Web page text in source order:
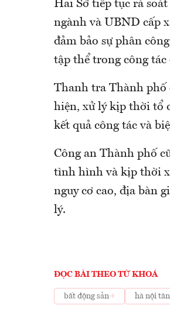
Hai Sở tiếp tục rà
ngành và UBND cấp
đảm bảo sự phân
tập thể trong công tác
Thanh tra Thành phố
hiện, xử lý kịp thời tổ
kết quả công tác và
Công an Thành phố
tình hình và kịp thời
nguy cơ cao, địa bàn
lý.
ĐỌC BÀI THEO TỪ KHOÁ
bất động sản hà nội